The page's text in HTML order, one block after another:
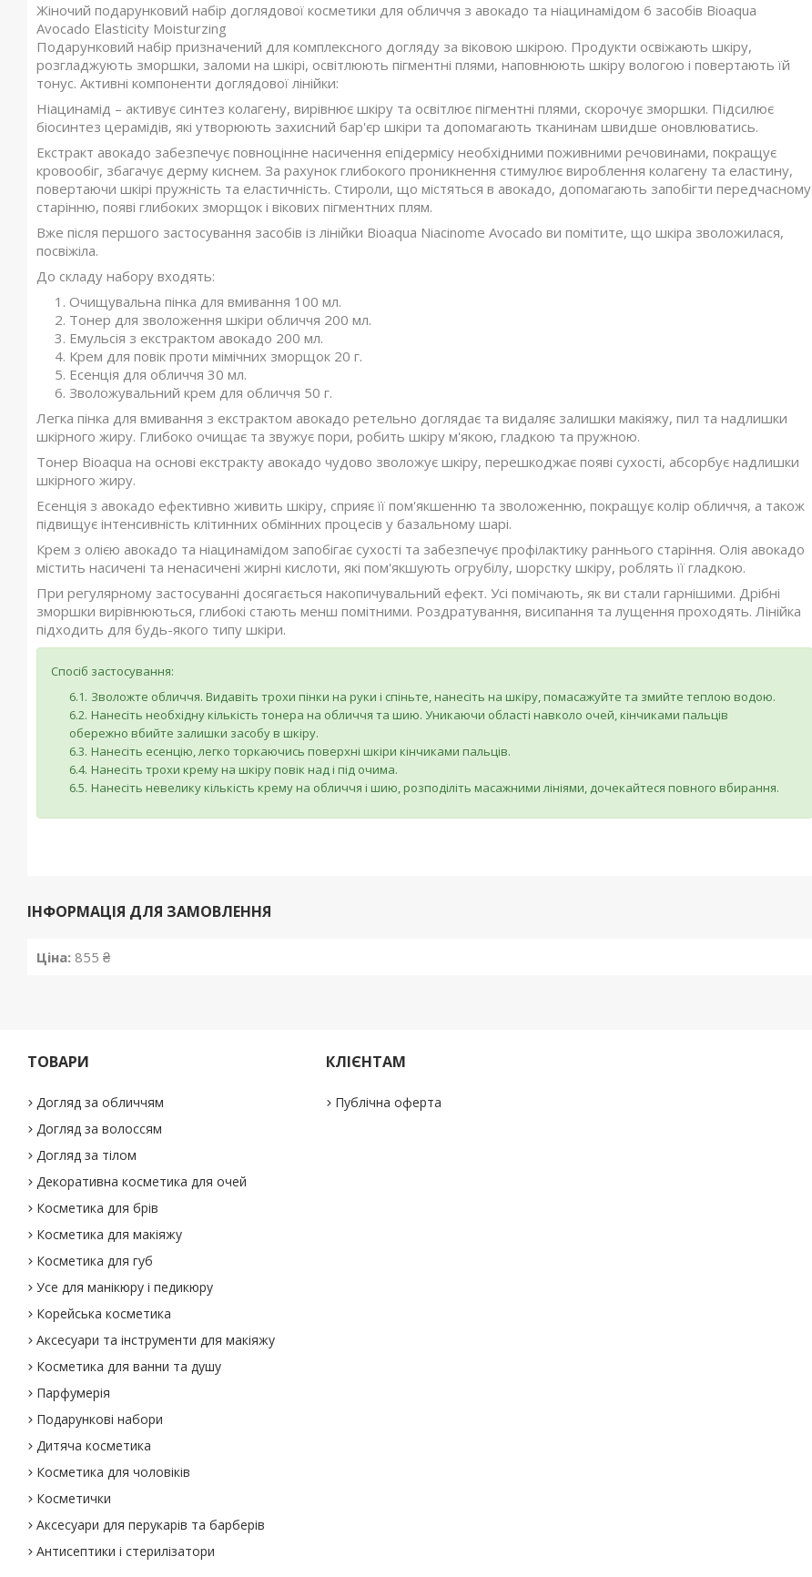
Жіночий подарунковий набір доглядової косметики для обличчя з авокадо та ніацинамідом 6 засобів Bioaqua
Avocado Elasticity Moisturzing
Подарунковий набір призначений для комплексного догляду за віковою шкірою. Продукти освіжають шкіру,
розгладжують зморшки, заломи на шкірі, освітлюють пігментні плями, наповнюють шкіру вологою і повертають їй
тонус. Активні компоненти доглядової лінійки:
Ніацинамід – активує синтез колагену, вирівнює шкіру та освітлює пігментні плями, скорочує зморшки. Підсилює
біосинтез церамідів, які утворюють захисний бар'єр шкіри та допомагають тканинам швидше оновлюватись.
Екстракт авокадо забезпечує повноцінне насичення епідермісу необхідними поживними речовинами, покращує
кровообіг, збагачує дерму киснем. За рахунок глибокого проникнення стимулює вироблення колагену та еластину,
повертаючи шкірі пружність та еластичність. Стироли, що містяться в авокадо, допомагають запобігти передчасному
старінню, появі глибоких зморщок і вікових пігментних плям.
Вже після першого застосування засобів із лінійки Bioaqua Niacinome Avocado ви помітите, що шкіра зволожилася,
посвіжіла.
До складу набору входять:
Очищувальна пінка для вмивання 100 мл.
Тонер для зволоження шкіри обличчя 200 мл.
Емульсія з екстрактом авокадо 200 мл.
Крем для повік проти мімічних зморщок 20 г.
Есенція для обличчя 30 мл.
Зволожувальний крем для обличчя 50 г.
Легка пінка для вмивання з екстрактом авокадо ретельно доглядає та видаляє залишки макіяжу, пил та надлишки
шкірного жиру. Глибоко очищає та звужує пори, робить шкіру м'якою, гладкою та пружною.
Тонер Bioaqua на основі екстракту авокадо чудово зволожує шкіру, перешкоджає появі сухості, абсорбує надлишки
шкірного жиру.
Есенція з авокадо ефективно живить шкіру, сприяє її пом'якшенню та зволоженню, покращує колір обличчя, а також
підвищує інтенсивність клітинних обмінних процесів у базальному шарі.
Крем з олією авокадо та ніацинамідом запобігає сухості та забезпечує профілактику раннього старіння. Олія авокадо
містить насичені та ненасичені жирні кислоти, які пом'якшують огрубілу, шорстку шкіру, роблять її гладкою.
При регулярному застосуванні досягається накопичувальний ефект. Усі помічають, як ви стали гарнішими. Дрібні
зморшки вирівнюються, глибокі стають менш помітними. Роздратування, висипання та лущення проходять. Лінійка
підходить для будь-якого типу шкіри.
Спосіб застосування:
Зволожте обличчя. Видавіть трохи пінки на руки і спіньте, нанесіть на шкіру, помасажуйте та змийте теплою водою.
Нанесіть необхідну кількість тонера на обличчя та шию. Уникаючи області навколо очей, кінчиками пальців
обережно вбийте залишки засобу в шкіру.
Нанесіть есенцію, легко торкаючись поверхні шкіри кінчиками пальців.
Нанесіть трохи крему на шкіру повік над і під очима.
Нанесіть невелику кількість крему на обличчя і шию, розподіліть масажними лініями, дочекайтеся повного вбирання.
ІНФОРМАЦІЯ ДЛЯ ЗАМОВЛЕННЯ
Ціна: 855 ₴
ТОВАРИ
Догляд за обличчям
Догляд за волоссям
Догляд за тілом
Декоративна косметика для очей
Косметика для брів
Косметика для макіяжу
Косметика для губ
Усе для манікюру і педикюру
Корейська косметика
Аксесуари та інструменти для макіяжу
Косметика для ванни та душу
Парфумерія
Подарункові набори
Дитяча косметика
Косметика для чоловіків
Косметички
Аксесуари для перукарів та барберів
Антисептики і стерилізатори
КЛІЄНТАМ
Публічна оферта